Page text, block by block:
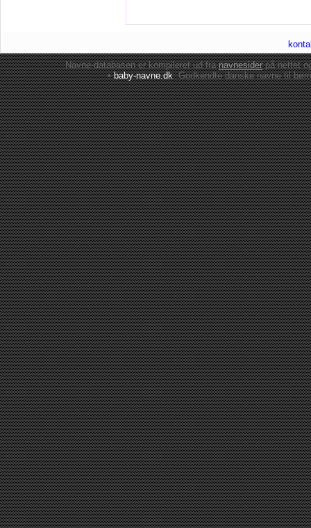
Navne-databasen er kompileret ud franavnesiderpå nettet
•baby-navne.dk: Godkendte danskenavne til børn